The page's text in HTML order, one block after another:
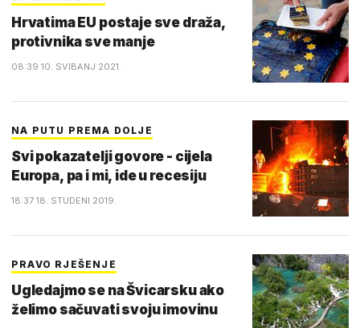
Hrvatima EU postaje sve draža,
protivnika sve manje
08:39 10. SVIBANJ 2021.
NA PUTU PREMA DOLJE
Svi pokazatelji govore - cijela
Europa, pa i mi, ide u recesiju
18:37 18. STUDENI 2019.
PRAVO RJEŠENJE
Ugledajmo se na Švicarsku ako
želimo sačuvati svoju imovinu